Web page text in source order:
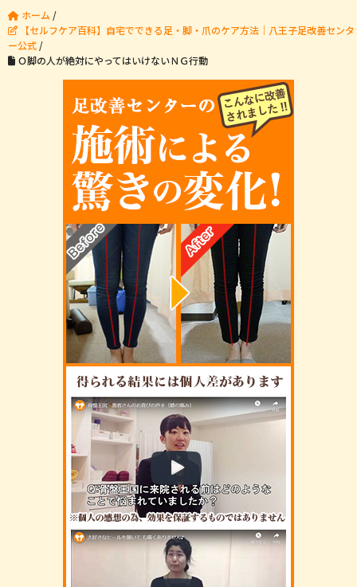
ホーム /
【セルフケア百科】自宅でできる足・脚・爪のケア方法｜八王子足改善センタ
ー公式 /
Ｏ脚の人が絶対にやってはいけないＮＧ行動